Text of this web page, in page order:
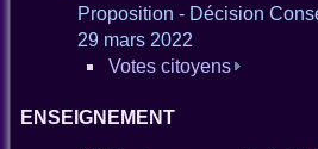
Proposition - Décision
29 mars 2022
Votes citoyens
ENSEIGNEMENT